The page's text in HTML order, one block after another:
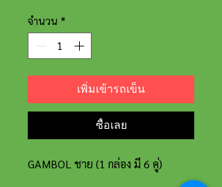
จำนวน *
เพิ่มเข้ารถเข็น
ซื้อเลย
GAMBOL ชาย (1 กล่อง มี 6 คู่)